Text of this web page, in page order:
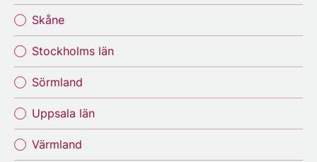
Skåne
Stockholms län
Sörmland
Uppsala län
Värmland